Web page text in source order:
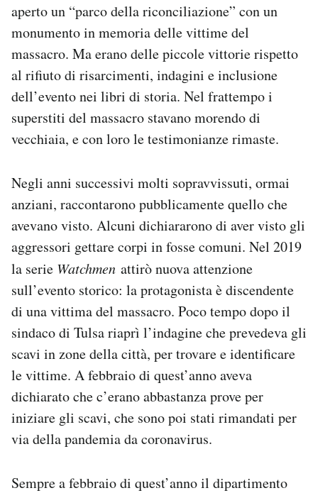
aperto un “parco della riconciliazione” con un
monumento in memoria delle vittime del
massacro. Ma erano delle piccole vittorie rispetto
al rifiuto di risarcimenti, indagini e inclusione
dell’evento nei libri di storia. Nel frattempo i
superstiti del massacro stavano morendo di
vecchiaia, e con loro le testimonianze rimaste.
Negli anni successivi molti sopravvissuti, ormai
anziani, raccontarono pubblicamente quello che
avevano visto. Alcuni dichiararono di aver visto gli
aggressori gettare corpi in fosse comuni. Nel 2019
la serie Watchmen attirò nuova attenzione
sull’evento storico: la protagonista è discendente
di una vittima del massacro. Poco tempo dopo il
sindaco di Tulsa riaprì l’indagine che prevedeva gli
scavi in zone della città, per trovare e identificare
le vittime. A febbraio di quest’anno aveva
dichiarato che c’erano abbastanza prove per
iniziare gli scavi, che sono poi stati rimandati per
via della pandemia da coronavirus.
Sempre a febbraio di quest’anno il dipartimento